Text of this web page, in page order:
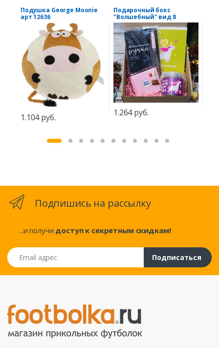
Подушка George Moonie
арт 12636
1.104 руб.
Подарочный бокс
"Волшебный" вид 8
1.264 руб.
Подпишись на рассылку
...и получи доступ к секретным скидкам!
Email адрес
Подписаться